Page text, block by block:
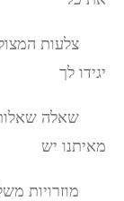
צלעות
יגידו לך
שאלה שאלות
מאיתנו יש
מוזרויות